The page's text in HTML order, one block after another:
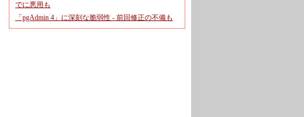
でに悪用も
「pgAdmin 4」に深刻な脆弱性 - 前回修正の不備も